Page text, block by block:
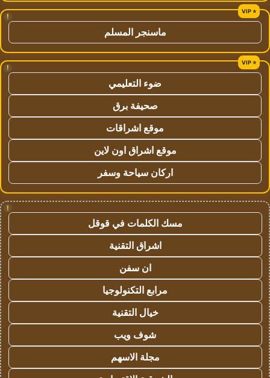
!
ماسنجر المسلم
!
ضوء التعليمي
صحيفة برق
موقع اشراقات
موقع اشراق اون لاين
اركان سياحة وسفر
!
مسك الكلمات في قوقل
اشراق التقنية
ان سفن
مرابع التكنولوجيا
خيال التقنية
شوف ويب
مجلة الاسهم